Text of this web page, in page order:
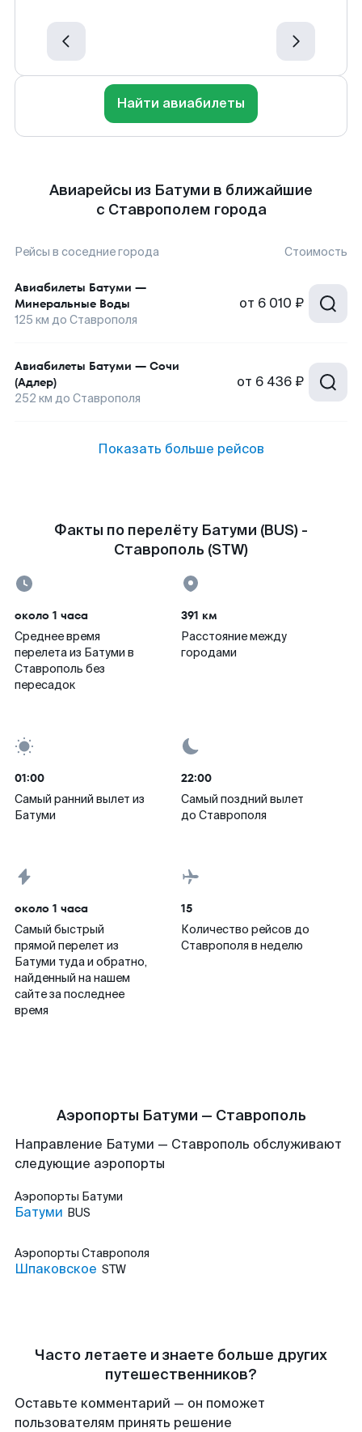
Найти авиабилеты
Авиарейсы из Батуми в ближайшие
с Ставрополем города
Рейсы в соседние города Стоимость
Авиабилеты Батуми —
Минеральные Воды
125 км до Ставрополя
от 6 010 ₽
Авиабилеты Батуми — Сочи
(Адлер)
252 км до Ставрополя
от 6 436 ₽
Показать больше рейсов
Факты по перелёту Батуми (BUS) -
Ставрополь (STW)
около 1 часа
Среднее время
перелета из Батуми в
Ставрополь без
пересадок
391 км
Расстояние между
городами
01:00
Самый ранний вылет из
Батуми
22:00
Самый поздний вылет
до Ставрополя
около 1 часа
Самый быстрый
прямой перелет из
Батуми туда и обратно,
найденный на нашем
сайте за последнее
время
15
Количество рейсов до
Ставрополя в неделю
Аэропорты Батуми — Ставрополь
Направление Батуми — Ставрополь обслуживают
следующие аэропорты
Аэропорты Батуми
Батуми BUS
Аэропорты Ставрополя
Шпаковское STW
Часто летаете и знаете больше других
путешественников?
Оставьте комментарий — он поможет
пользователям принять решение